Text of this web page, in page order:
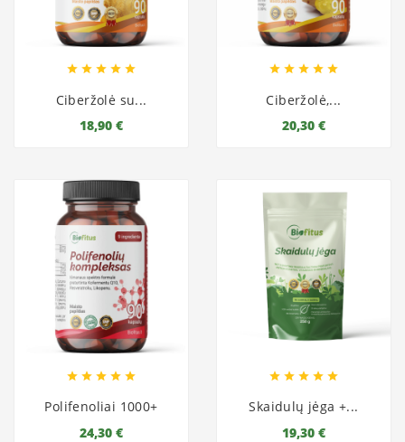
    
Ciberžolė su...
18,90 €
    
Ciberžolė,...
20,30 €
    
Polifenoliai 1000+
24,30 €
    
Skaidulų jėga +...
19,30 €